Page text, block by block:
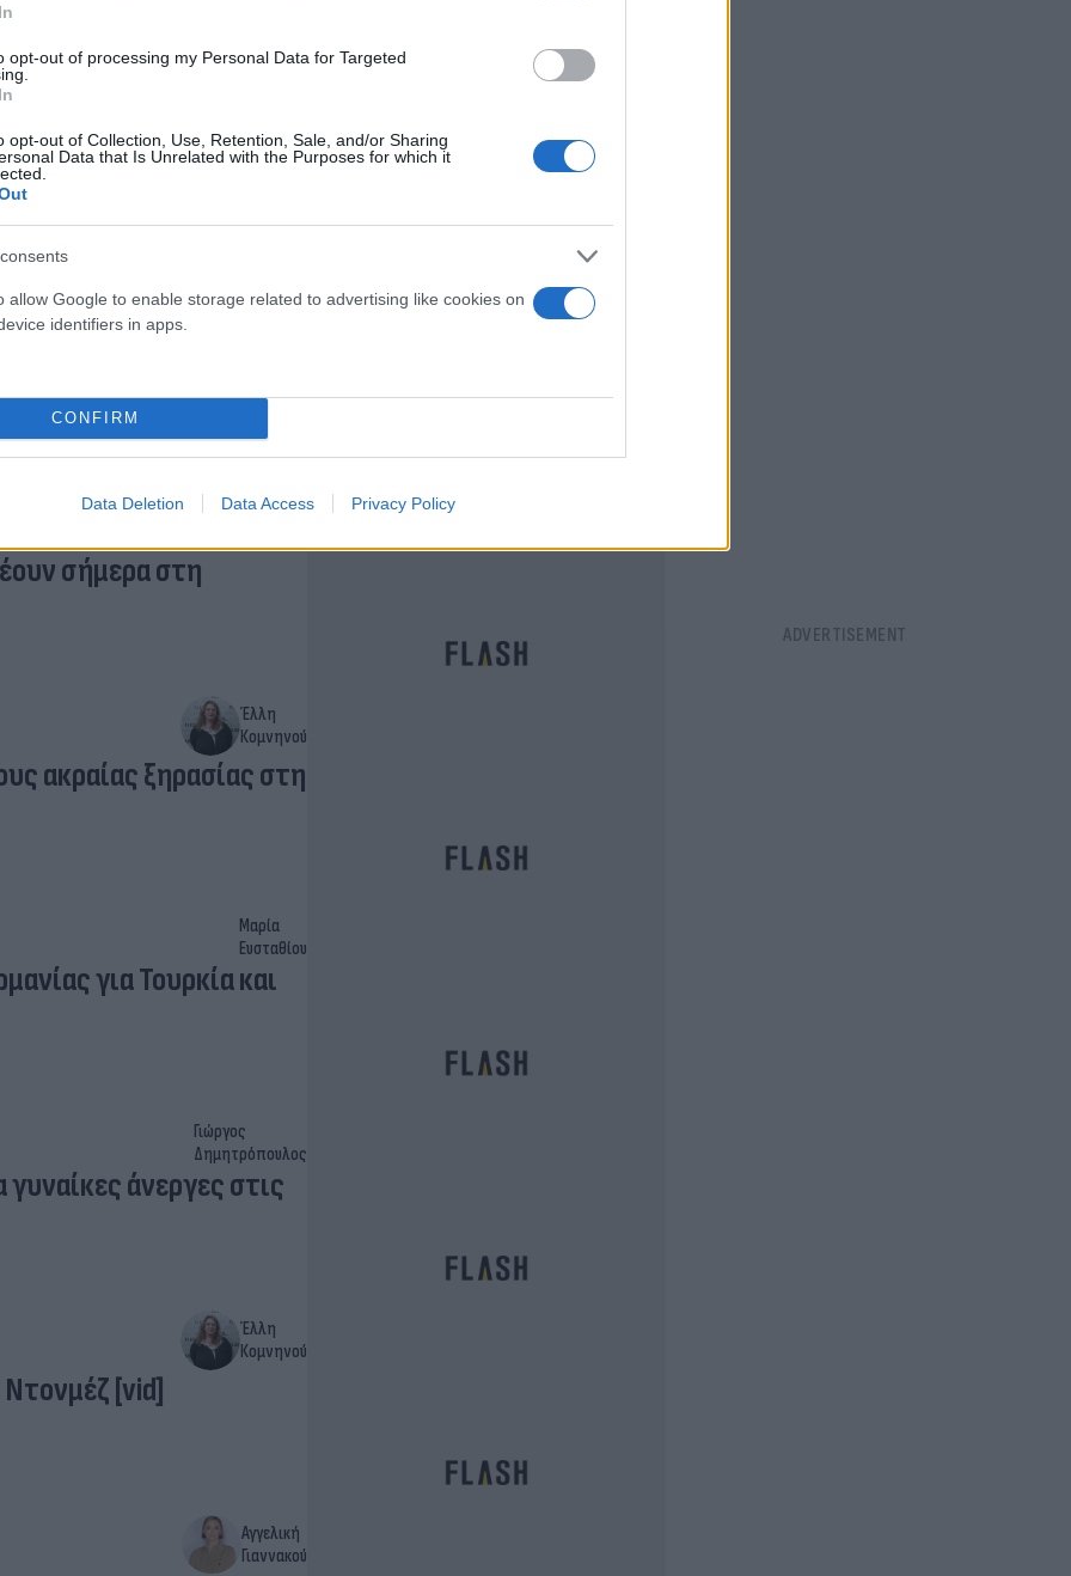
opt-out of processing my Personal Data for Targeted
opt-out of Collection, Use, Retention, Sale, and/or Sharing
Data that Is Unrelated with the Purposes for which it
allow Google to enable storage related to advertising like cookies on
identifiers in apps.
CONFIRM
Data Deletion Data Access Privacy Policy
Θάλασσα και
Μαρία
Αγγελική
σήμερα στη
Έλλη
Κομνηνού
ακραίας ξηρασίας στη
Μαρία
Ευσταθίου
για Τουρκία και
Γιώργος
Δημητρόπουλος
άνεργες στις
Έλλη
Κομνηνού
[vid]
Αγγελική
Γιαννακού